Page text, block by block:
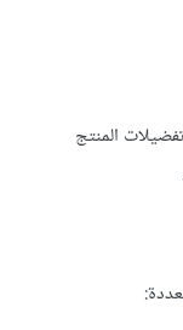
المنتج